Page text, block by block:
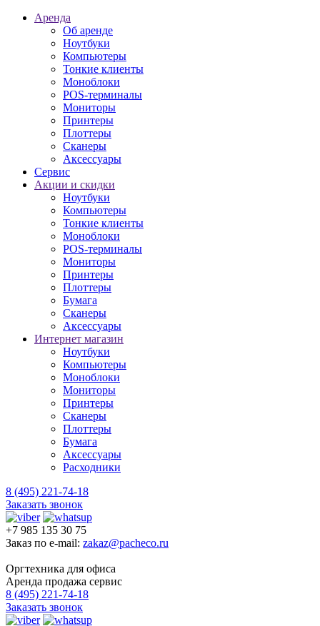
Аренда
Об аренде
Ноутбуки
Компьютеры
Тонкие клиенты
Моноблоки
POS-терминалы
Мониторы
Принтеры
Плоттеры
Сканеры
Аксессуары
Сервис
Акции и скидки
Ноутбуки
Компьютеры
Тонкие клиенты
Моноблоки
POS-терминалы
Мониторы
Принтеры
Плоттеры
Бумага
Сканеры
Аксессуары
Интернет магазин
Ноутбуки
Компьютеры
Моноблоки
Мониторы
Принтеры
Сканеры
Плоттеры
Бумага
Аксессуары
Расходники
8 (495) 221-74-18
Заказать звонок
+7 985 135 30 75
Заказ по e-mail: zakaz@pacheco.ru
Оргтехника для офиса
Аренда продажа сервис
8 (495) 221-74-18
Заказать звонок